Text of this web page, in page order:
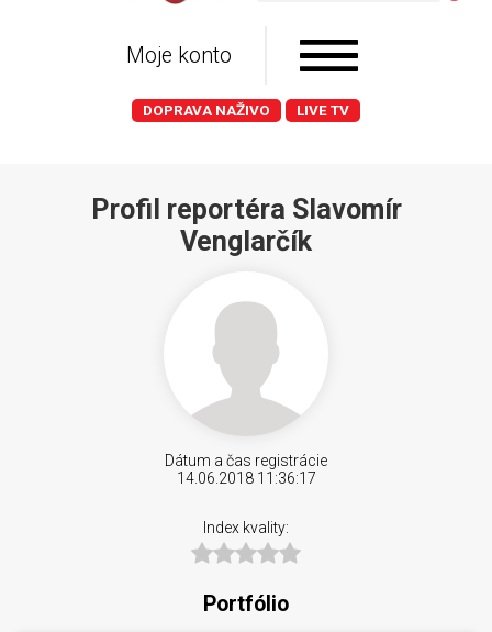
Moje konto
DOPRAVA NAŽIVO LIVE TV
Profil reportéra Slavomír
Venglarčík
Dátum a čas registrácie
14.06.2018 11:36:17
Index kvality:
Portfólio